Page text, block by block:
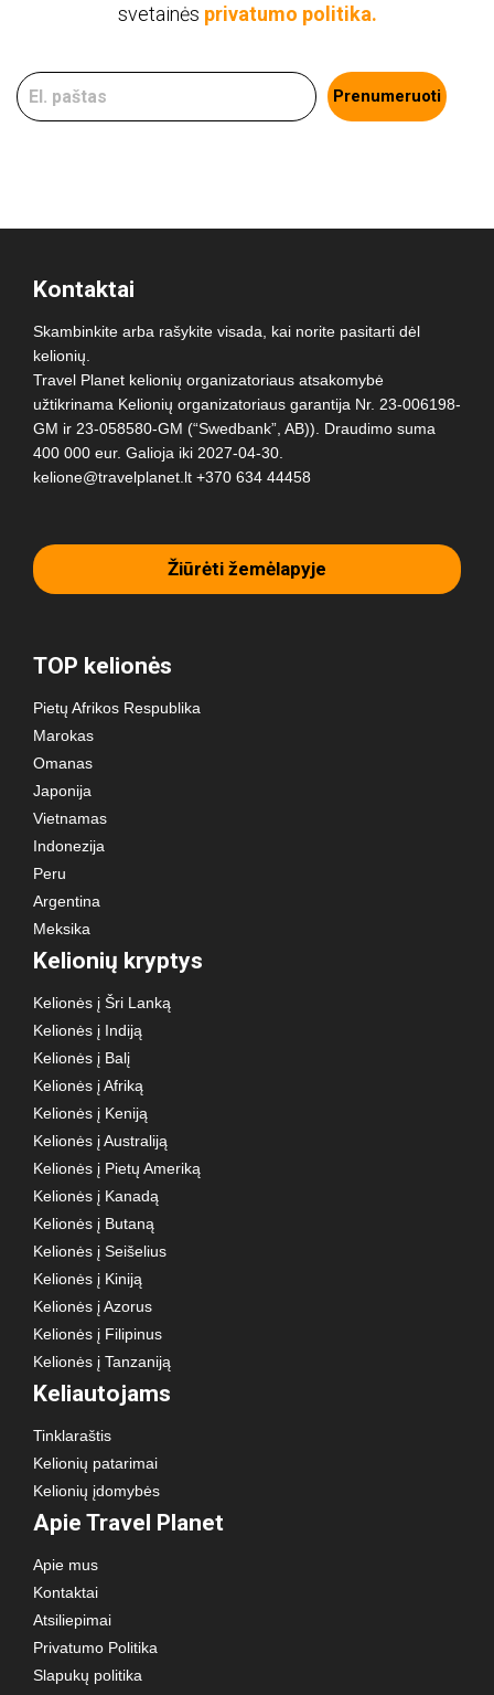
svetainės privatumo politika.
Prenumeruoti
Kontaktai
Skambinkite arba rašykite visada, kai norite pasitarti dėl
kelionių.
Travel Planet kelionių organizatoriaus atsakomybė
užtikrinama Kelionių organizatoriaus garantija Nr. 23-006198-
GM ir 23-058580-GM (“Swedbank”, AB)). Draudimo suma
400 000 eur. Galioja iki 2027-04-30.
kelione@travelplanet.lt +370 634 44458
Žiūrėti žemėlapyje
TOP kelionės
Pietų Afrikos Respublika
Marokas
Omanas
Japonija
Vietnamas
Indonezija
Peru
Argentina
Meksika
Kelionių kryptys
Kelionės į Šri Lanką
Kelionės į Indiją
Kelionės į Balį
Kelionės į Afriką
Kelionės į Keniją
Kelionės į Australiją
Kelionės į Pietų Ameriką
Kelionės į Kanadą
Kelionės į Butaną
Kelionės į Seišelius
Kelionės į Kiniją
Kelionės į Azorus
Kelionės į Filipinus
Kelionės į Tanzaniją
Keliautojams
Tinklaraštis
Kelionių patarimai
Kelionių įdomybės
Apie Travel Planet
Apie mus
Kontaktai
Atsiliepimai
Privatumo Politika
Slapukų politika